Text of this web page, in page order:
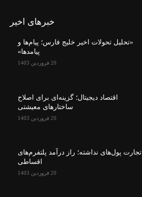
خبرهای اخیر
«تحلیل تحولات اخیر خلیج فارس؛ پیام‌ها و
پیامدها»
20 فروردین 1403
اقتصاد دیجیتال؛ گزینه‌ای برای اصلاح
ساختارهای معیشتی
20 فروردین 1403
تجارت پول‌های نداشته؛ راز درآمد پلتفرم‌های
اقساطی
20 فروردین 1403